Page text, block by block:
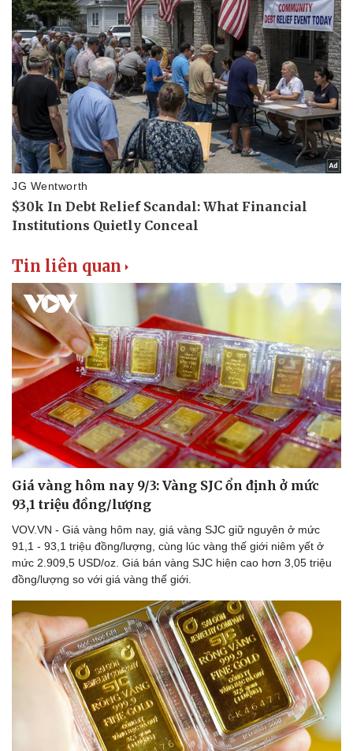
Tin liên quan
Giá vàng hôm nay 9/3: Vàng SJC ổn định ở mức
93,1 triệu đồng/lượng
VOV.VN - Giá vàng hôm nay, giá vàng SJC giữ nguyên ở mức
91,1 - 93,1 triệu đồng/lượng, cùng lúc vàng thế giới niêm yết ở
mức 2.909,5 USD/oz. Giá bán vàng SJC hiện cao hơn 3,05 triệu
đồng/lượng so với giá vàng thế giới.